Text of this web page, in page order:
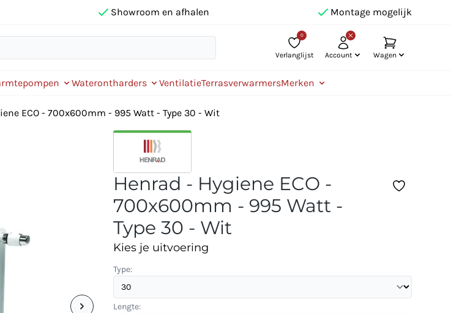
Showroom en afhalen Montage mogelijk
0
Verlanglijst Account Wagen
Waterontharders VentilatieTerrasverwarmersMerken
ECO - 700x600mm - 995 Watt - Type 30 - Wit
Henrad - Hygiene ECO -
700x600mm - 995 Watt -
Type 30 - Wit
Kies je uitvoering
Type:
Lengte: